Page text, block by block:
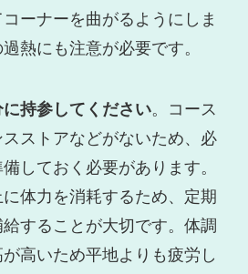
ーナーを曲がるようにしま
熱にも注意が必要です。
持参してください。コース
ストアなどがないため、必
しておく必要があります。
体力を消耗するため、定期
することが大切です。体調
高いため平地よりも疲労し